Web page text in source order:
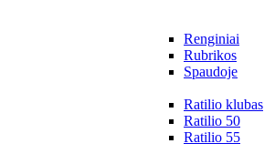
Renginiai
Rubrikos
Spaudoje
Ratilio klubas
Ratilio 50
Ratilio 55